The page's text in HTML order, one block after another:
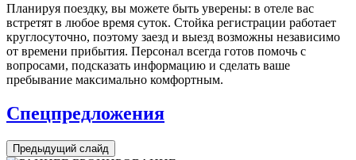
Планируя поездку, вы можете быть уверены: в отеле вас
встретят в любое время суток. Стойка регистрации работает
круглосуточно, поэтому заезд и выезд возможны независимо
от времени прибытия. Персонал всегда готов помочь с
вопросами, подсказать информацию и сделать ваше
пребывание максимально комфортным.
Спецпредложения
Предыдущий слайд